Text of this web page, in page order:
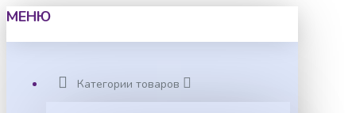
МЕНЮ
Категории товаров